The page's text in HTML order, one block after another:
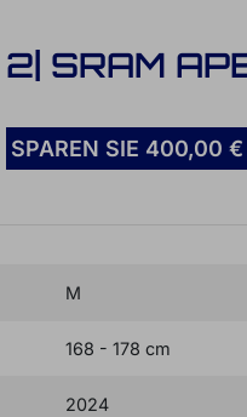
SRAM
SPAREN SIE 400,00 €
M
168 - 178 cm
2024